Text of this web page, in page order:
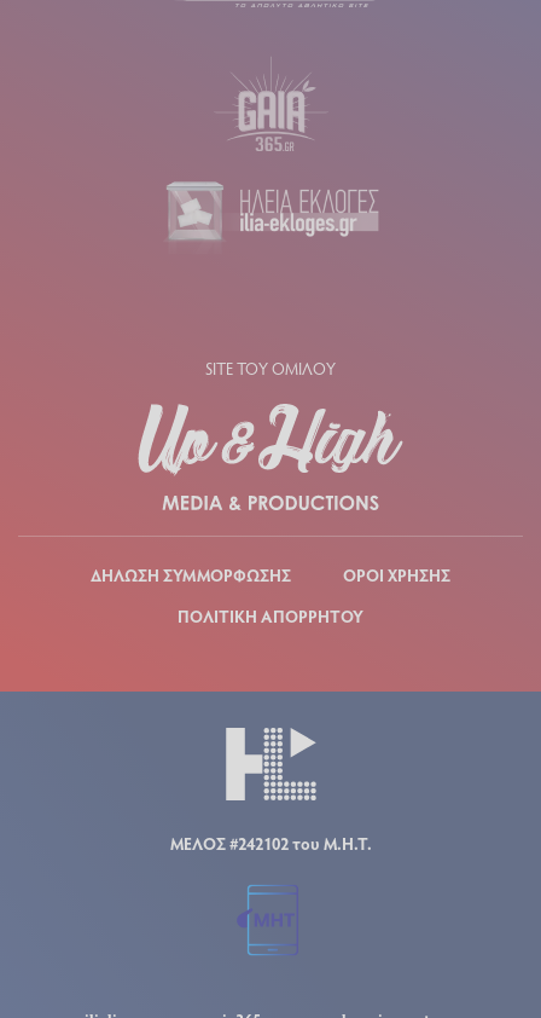
SITE ΤΟΥ ΟΜΙΛΟΥ
ΔΗΛΩΣΗ ΣΥΜΜΟΡΦΩΣΗΣ
ΟΡΟΙ ΧΡΗΣΗΣ
ΠΟΛΙΤΙΚΗ ΑΠΟΡΡΗΤΟΥ
ΜΕΛΟΣ #242102 του Μ.Η.Τ.